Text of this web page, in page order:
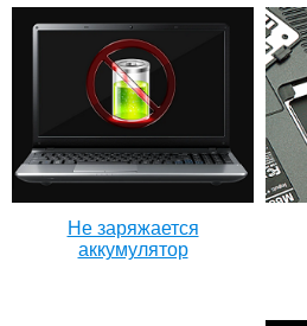
Не заряжается
аккумулятор